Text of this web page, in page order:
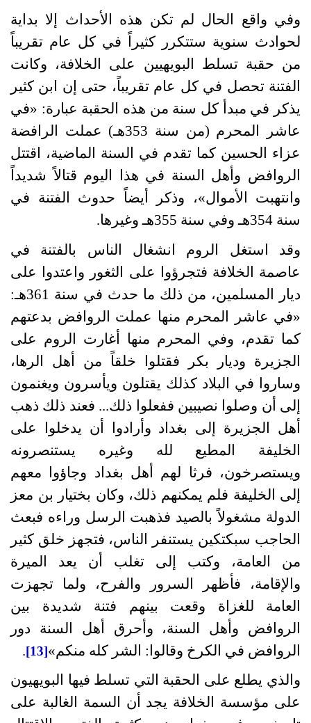
وفي واقع الحال لم تكن هذه الأحداث إلا بداية
لحوادث سنوية ستتكرر كثيراً في كل عام تقريباً
من حقبة تسلط البويهيين على الخلافة، وكانت
الفتنة تحصل في كل عام تقريباً، حتى إن ابن كثير
يذكر في مبدأ كل سنة من هذه الحقبة عبارة: «في
عاشر المحرم (من سنة 353هـ) عملت الرافضة
عزاء الحسين كما تقدم في السنة الماضية، اقتتل
الروافض وأهل السنة في هذا اليوم قتالاً شديداً
وانتهبت الأموال»، وذكر أيضاً حدوث الفتنة في
سنة
هـ وفي سنة هـ وغيرها.
وقد استغل الروم انشغال الناس بالفتنة في
عاصمة الخلافة فتجرؤوا على الثغور واعتدوا على
ديار المسلمين، من ذلك ما حدث في سنة
هـ:
«في عاشر المحرم منها عملت الروافض بدعتهم
كما تقدم، وفي المحرم منها أغارت الروم على
الجزيرة وديار بكر فقتلوا خلقاً من أهل الرها،
وساروا في البلاد كذلك يقتلون ويأسرون ويغنمون
إلى أن وصلوا نصيبين ففعلوا ذلك... فعند ذلك ذهب
أهل الجزيرة إلى بغداد وأرادوا أن يدخلوا على
الخليفة المطيع لله وغيره يستنصرونه
ويستصرخون، فرثا لهم أهل بغداد وجاؤوا معهم
إلى الخليفة فلم يمكنهم ذلك، وكان بختيار بن معز
الدولة مشغولاً بالصيد فذهبت الرسل وراءه فبعث
الحاجب سبكتكين يستنفر الناس، فتجهز خلق كثير
من العامة، وكتب إلى تغلب أن يعد الميرة
والإقامة، فأظهر السرور والفرح، ولما تجهزت
العامة للغزاة وقعت بينهم فتنة شديدة بين
الروافض وأهل السنة، وأحرق أهل السنة دور
الروافض في الكرخ وقالوا : الشر كله منكم»
[13]
.
والذي يطلع على الحقبة التي تسلط فيها البويهيون
على مؤسسة الخلافة يجد أن السمة الغالبة على